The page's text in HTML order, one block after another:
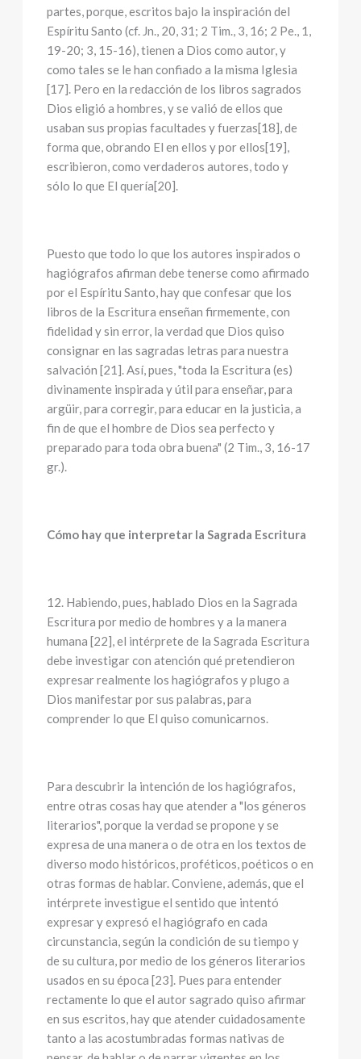
partes, porque, escritos bajo la inspiración del
Espíritu Santo (cf. Jn., 20, 31; 2 Tim., 3, 16; 2 Pe., 1,
19-20; 3, 15-16), tienen a Dios como autor, y
como tales se le han confiado a la misma Iglesia
[17]. Pero en la redacción de los libros sagrados
Dios eligió a hombres, y se valió de ellos que
usaban sus propias facultades y fuerzas[18], de
forma que, obrando El en ellos y por ellos[19],
escribieron, como verdaderos autores, todo y
sólo lo que El quería[20].
Puesto que todo lo que los autores inspirados o
hagiógrafos afirman debe tenerse como afirmado
por el Espíritu Santo, hay que confesar que los
libros de la Escritura enseñan firmemente, con
fidelidad y sin error, la verdad que Dios quiso
consignar en las sagradas letras para nuestra
salvación [21]. Así, pues, "toda la Escritura (es)
divinamente inspirada y útil para enseñar, para
argüir, para corregir, para educar en la justicia, a
fin de que el hombre de Dios sea perfecto y
preparado para toda obra buena" (2 Tim., 3, 16-17
gr.).
Cómo hay que interpretar la Sagrada Escritura
12. Habiendo, pues, hablado Dios en la Sagrada
Escritura por medio de hombres y a la manera
humana [22], el intérprete de la Sagrada Escritura
debe investigar con atención qué pretendieron
expresar realmente los hagiógrafos y plugo a
Dios manifestar por sus palabras, para
comprender lo que El quiso comunicarnos.
Para descubrir la intención de los hagiógrafos,
entre otras cosas hay que atender a "los géneros
literarios", porque la verdad se propone y se
expresa de una manera o de otra en los textos de
diverso modo históricos, proféticos, poéticos o en
otras formas de hablar. Conviene, además, que el
intérprete investigue el sentido que intentó
expresar y expresó el hagiógrafo en cada
circunstancia, según la condición de su tiempo y
de su cultura, por medio de los géneros literarios
usados en su época [23]. Pues para entender
rectamente lo que el autor sagrado quiso afirmar
en sus escritos, hay que atender cuidadosamente
tanto a las acostumbradas formas nativas de